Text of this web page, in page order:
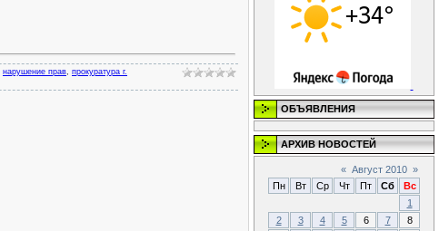
нарушение прав, прокуратура г.
ОБЪЯВЛЕНИЯ
АРХИВ НОВОСТЕЙ
« Август 2010 »
Пн
Вт Ср Чт Пт Сб
Вс
1
2
3 4 5 6 7
8